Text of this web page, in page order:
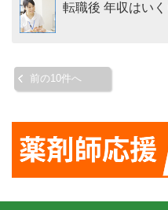
転職後 年収はい
前の10件へ